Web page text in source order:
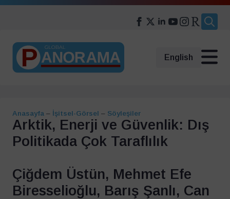
English
Anasayfa – İşitsel-Görsel – Söyleşiler
Arktik, Enerji ve Güvenlik: Dış
Politikada Çok Taraflılık
Çiğdem Üstün, Mehmet Efe
Biresselioğlu, Barış Şanlı, Can